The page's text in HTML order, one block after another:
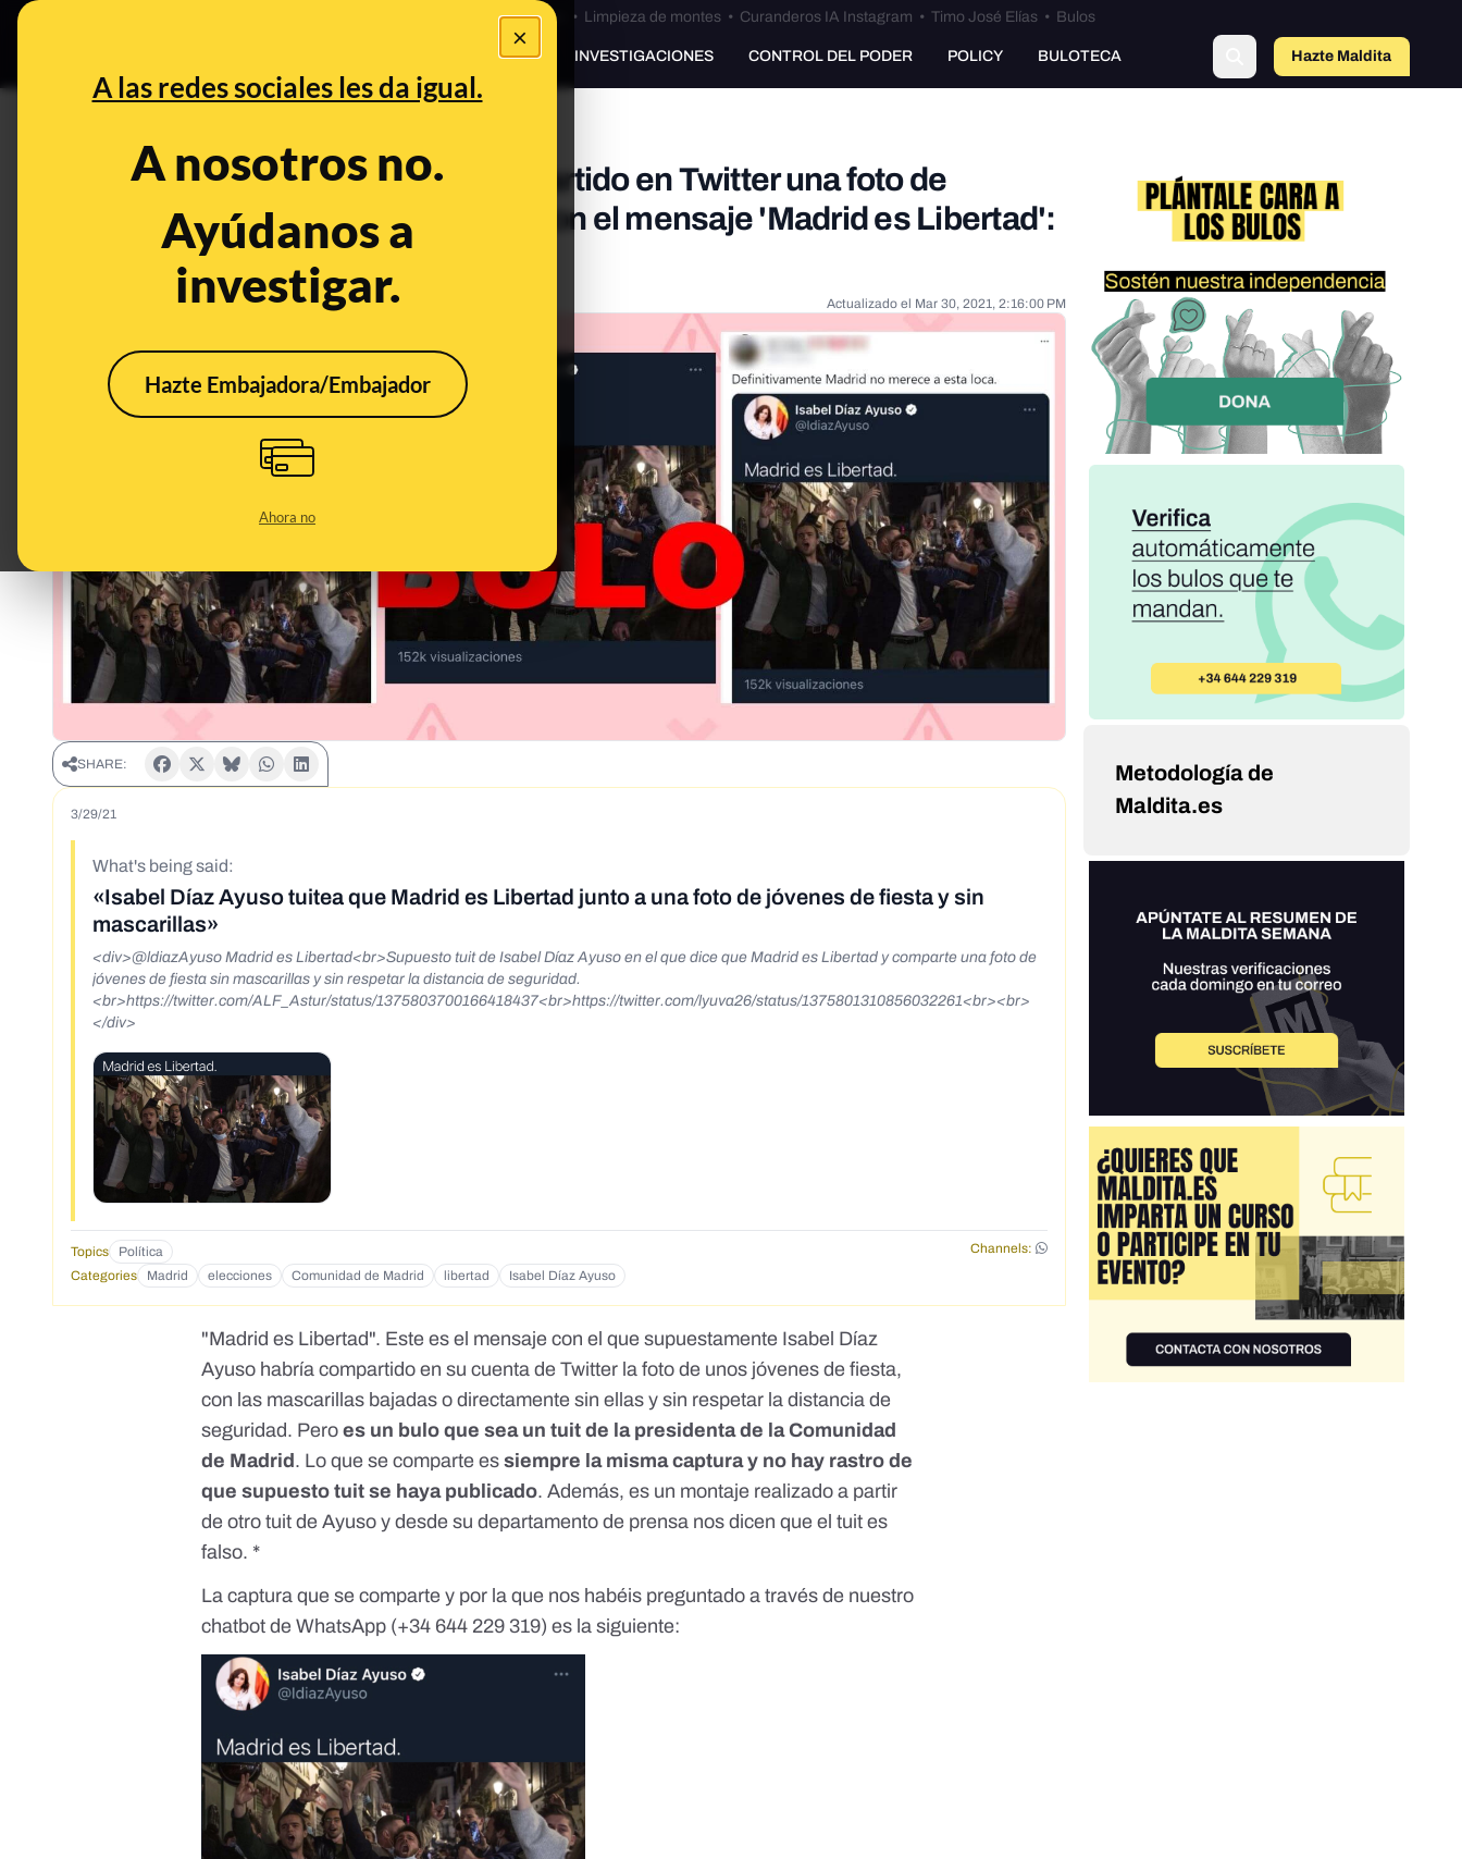
×
A las redes sociales les da igual.
A nosotros no.
Ayúdanos a
investigar.
Hazte Embajadora/Embajador
Ahora no
Bulos Ceuta • Limpieza de montes• Curanderos IA Instagram • Timo José Elías• Bulos
PREBUNKING INVESTIGACIONES CONTROL DEL PODER POLICY BULOTECA Hazte Maldito
No, Isabel Díaz Ayuso no ha compartido en Twitter una foto de
jóvenes de fiesta sin mascarillas con el mensaje 'Madrid es Libertad':
es un montaje
Mar 29, 2021, 3:09:01 PM Actualizado el Mar 30, 2021, 2:16:00 PM
SHARE:
3/29/21
What's being said:
«Isabel Díaz Ayuso tuitea que Madrid es Libertad junto a una foto de jóvenes de fiesta y sin
mascarillas»
<div>@ldiazAyuso Madrid es Libertad<br>Supuesto tuit de Isabel Díaz Ayuso en el que dice que Madrid es Libertad y comparte una foto de
jóvenes de fiesta sin mascarillas y sin respetar la distancia de seguridad.
<br>https://twitter.com/ALF_Astur/status/1375803700166418437<br>https://twitter.com/lyuva26/status/1375801310856032261<br><br>
</div>
Topics Política
Channels:
Categories
Madrid elecciones Comunidad de Madrid libertad Isabel Díaz Ayuso
"Madrid es Libertad". Este es el mensaje con el que supuestamente Isabel Díaz
Ayuso habría compartido en su cuenta de Twitter la foto de unos jóvenes de fiesta,
con las mascarillas bajadas o directamente sin ellas y sin respetar la distancia de
seguridad. Peroes un bulo que sea un tuit de la presidenta de la Comunidad
de Madrid . Lo que se comparte essiempre la misma captura y no hay rastro de
que supuesto tuit se haya publicado. Además, es un montaje realizado a partir
de otro tuit de Ayuso y desde su departamento de prensa nos dicen que el tuit es
falso. *
La captura que se comparte y por la que nos habéis preguntado a través de nuestro
chatbot de WhatsApp (+34 644 229 319) es la siguiente:
Metodología de
Maldita.es